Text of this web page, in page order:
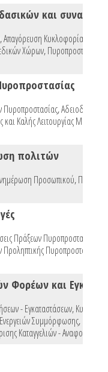
,Απαγόρευση Κυκλοφορίας Λόγω
Χώρων,Πυροπροστασία
Πυροπροστασίας,Αδειοδότηση
Καλής Λειτουργίας Μέσων
πολιτών
Προσωπικού,
Πράξεων Πυροπροστασίας
Πυροπροστασίας
- Εγκαταστάσεων,Κυρώσεις
Συμμόρφωσης,
Καταγγελιών - Αναφορών